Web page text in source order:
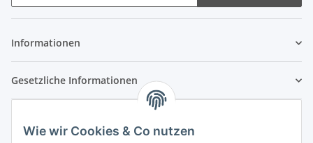
Wie wir Cookies & Co nutzen
Informationen
Gesetzliche Informationen